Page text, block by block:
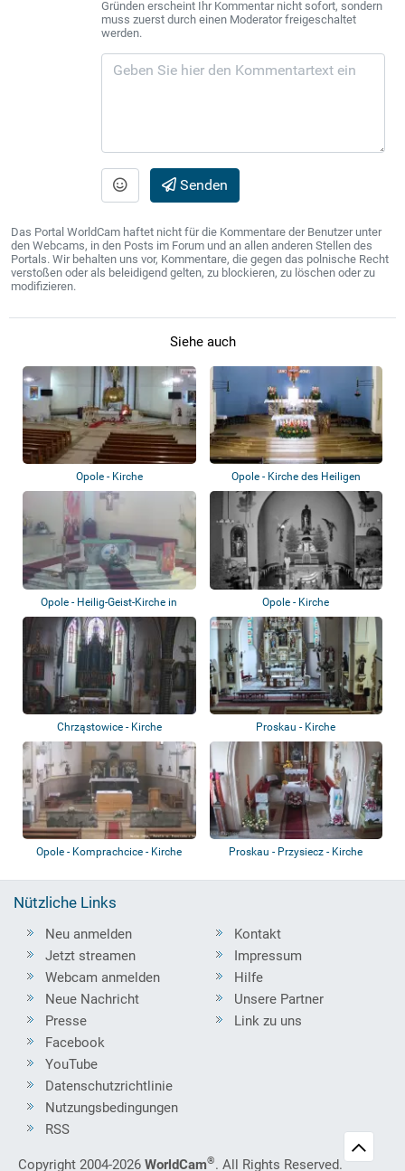
Gründen erscheint Ihr Kommentar nicht sofort, sondern
muss zuerst durch einen Moderator freigeschaltet
werden.
Senden
Das Portal WorldCam haftet nicht für die Kommentare der Benutzer unter
den Webcams, in den Posts im Forum und an allen anderen Stellen des
Portals. Wir behalten uns vor, Kommentare, die gegen das polnische Recht
verstoßen oder als beleidigend gelten, zu blockieren, zu löschen oder zu
modifizieren.
Siehe auch
Opole - Kirche
Opole - Kirche des Heiligen
Erzengels Mi...
Opole - Heilig-Geist-Kirche in
Winów
Opole - Kirche
Chrząstowice - Kirche Proskau - Kirche
Opole - Komprachcice - Kirche Proskau - Przysiecz - Kirche
Nützliche Links
Neu anmelden
Jetzt streamen
Webcam anmelden
Neue Nachricht
Presse
Kontakt
Impressum
Hilfe
Unsere Partner
Link zu uns
Facebook
YouTube
Datenschutzrichtlinie
Nutzungsbedingungen
RSS
Copyright 2004-2026 WorldCam®. All Rights Reserved.